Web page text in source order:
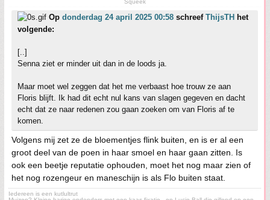
Op donderdag 24 april 2025 00:58 schreef ThijsTH het
volgende:
[..]
Senna ziet er minder uit dan in de loods ja.
Maar moet wel zeggen dat het me verbaast hoe trouw ze aan
Floris blijft. Ik had dit echt nul kans van slagen gegeven en dacht
echt dat ze naar redenen zou gaan zoeken om van Floris af te
komen.
Volgens mij zet ze de bloementjes flink buiten, en is er al een
groot deel van de poen in haar smoel en haar gaan zitten. Is
ook een beetje reputatie ophouden, moet het nog maar zien of
het nog rozengeur en maneschijn is als Flo buiten staat.
Iedereen is een kutlultrut